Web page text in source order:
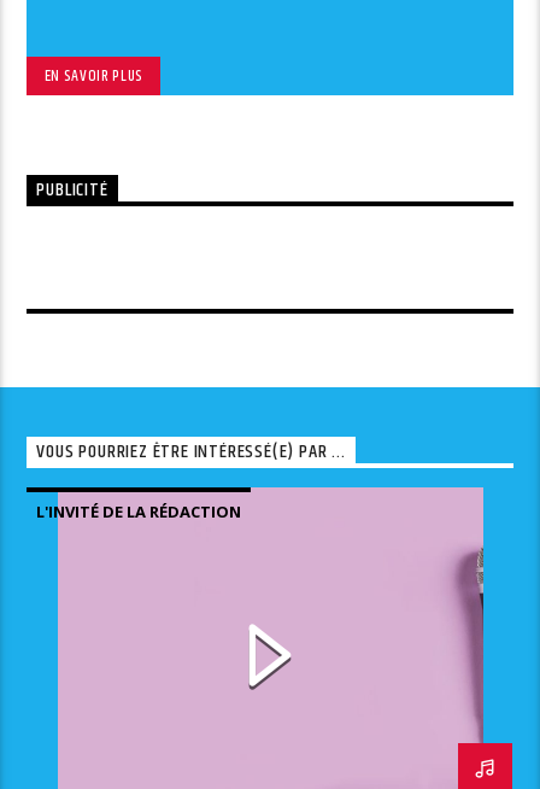
EN SAVOIR PLUS
PUBLICITÉ
VOUS POURRIEZ ÊTRE INTÉRESSÉ(E) PAR ...
L'INVITÉ DE LA RÉDACTION